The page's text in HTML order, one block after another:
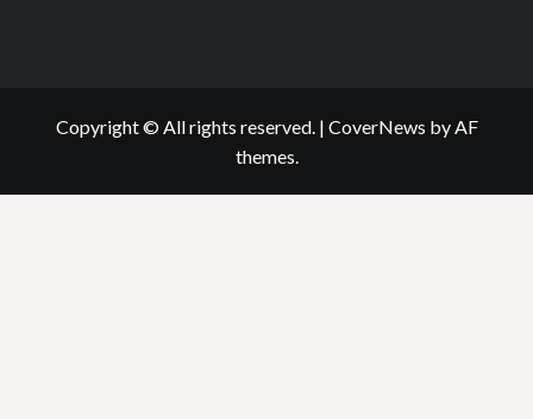
Copyright © All rights reserved. | CoverNews by AF
themes.